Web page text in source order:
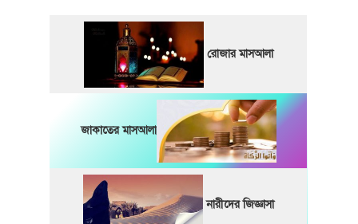
রোজার মাসআলা
জাকাতের মাসআলা
নারীদের জিজ্ঞাসা